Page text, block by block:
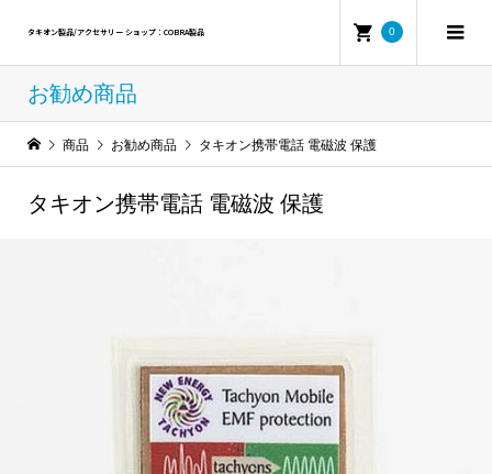
タキオン製品/アクセサリー ショップ：COBRA製品 0
お勧め商品
商品 お勧め商品 タキオン携帯電話 電磁波 保護
タキオン携帯電話 電磁波 保護